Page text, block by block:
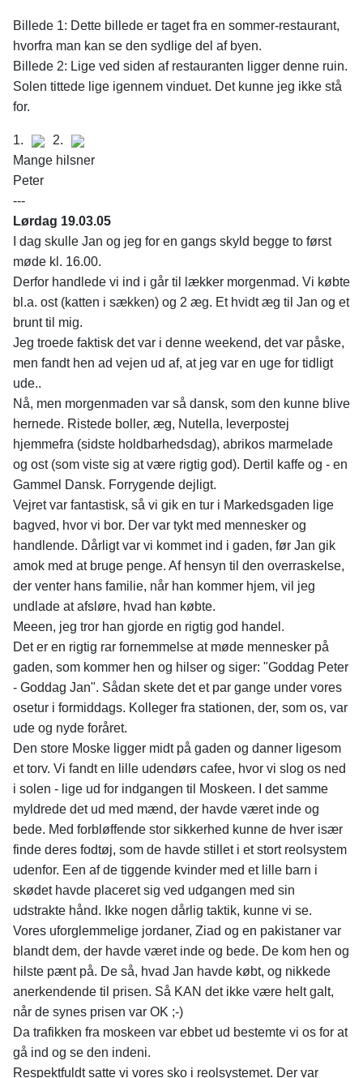
Billede 1: Dette billede er taget fra en sommer-restaurant,
hvorfra man kan se den sydlige del af byen.
Billede 2: Lige ved siden af restauranten ligger denne ruin.
Solen tittede lige igennem vinduet. Det kunne jeg ikke stå
for.
1.
2.
Mange hilsner
Peter
---
Lørdag 19.03.05
I dag skulle Jan og jeg for en gangs skyld begge to først
møde kl. 16.00.
Derfor handlede vi ind i går til lækker morgenmad. Vi købte
bl.a. ost (katten i sækken) og 2 æg. Et hvidt æg til Jan og et
brunt til mig.
Jeg troede faktisk det var i denne weekend, det var påske,
men fandt hen ad vejen ud af, at jeg var en uge for tidligt
ude..
Nå, men morgenmaden var så dansk, som den kunne blive
hernede. Ristede boller, æg, Nutella, leverpostej
hjemmefra (sidste holdbarhedsdag), abrikos marmelade
og ost (som viste sig at være rigtig god). Dertil kaffe og - en
Gammel Dansk. Forrygende dejligt.
Vejret var fantastisk, så vi gik en tur i Markedsgaden lige
bagved, hvor vi bor. Der var tykt med mennesker og
handlende. Dårligt var vi kommet ind i gaden, før Jan gik
amok med at bruge penge. Af hensyn til den overraskelse,
der venter hans familie, når han kommer hjem, vil jeg
undlade at afsløre, hvad han købte.
Meeen, jeg tror han gjorde en rigtig god handel.
Det er en rigtig rar fornemmelse at møde mennesker på
gaden, som kommer hen og hilser og siger: "Goddag Peter
- Goddag Jan". Sådan skete det et par gange under vores
osetur i formiddags. Kolleger fra stationen, der, som os, var
ude og nyde foråret.
Den store Moske ligger midt på gaden og danner ligesom
et torv. Vi fandt en lille udendørs cafee, hvor vi slog os ned
i solen - lige ud for indgangen til Moskeen. I det samme
myldrede det ud med mænd, der havde været inde og
bede. Med forbløffende stor sikkerhed kunne de hver især
finde deres fodtøj, som de havde stillet i et stort reolsystem
udenfor. Een af de tiggende kvinder med et lille barn i
skødet havde placeret sig ved udgangen med sin
udstrakte hånd. Ikke nogen dårlig taktik, kunne vi se.
Vores uforglemmelige jordaner, Ziad og en pakistaner var
blandt dem, der havde været inde og bede. De kom hen og
hilste pænt på. De så, hvad Jan havde købt, og nikkede
anerkendende til prisen. Så KAN det ikke være helt galt,
når de synes prisen var OK ;-)
Da trafikken fra moskeen var ebbet ud bestemte vi os for at
gå ind og se den indeni.
Respektfuldt satte vi vores sko i reolsystemet. Der var